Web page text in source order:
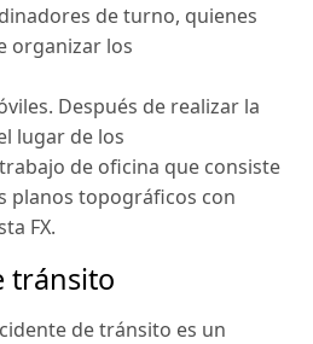
de turno, quienes
organizar los
Después de realizar la
lugar de los
de oficina que consiste
planos topográficos con
FX.
tránsito
de tránsito es un